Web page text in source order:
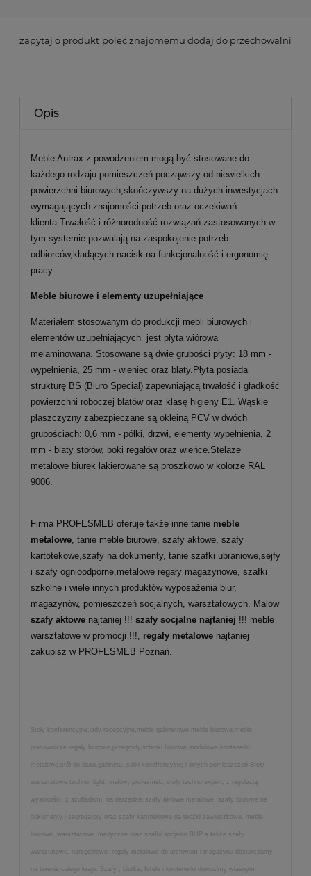
zapytaj o produkt poleć znajomemu dodaj do przechowalni
Opis
Meble Antrax z powodzeniem mogą być stosowane do
każdego rodzaju pomieszczeń począwszy od niewielkich
powierzchni biurowych,skończywszy na dużych inwestycjach
wymagających znajomości potrzeb oraz oczekiwań
klienta.Trwałość i różnorodność rozwiązań zastosowanych w
tym systemie pozwalają na zaspokojenie potrzeb
odbiorców,kładących nacisk na funkcjonalność i ergonomię
pracy.
Meble biurowe i elementy uzupełniające
Materiałem stosowanym do produkcji mebli biurowych i
elementów uzupełniających jest płyta wiórowa
melaminowana. Stosowane są dwie grubości płyty: 18 mm -
wypełnienia, 25 mm - wieniec oraz blaty.Płyta posiada
strukturę BS (Biuro Special) zapewniającą trwałość i gładkość
powierzchni roboczej blatów oraz klasę higieny E1. Wąskie
płaszczyzny zabezpieczane są okleiną PCV w dwóch
grubościach: 0,6 mm - półki, drzwi, elementy wypełnienia, 2
mm - blaty stołów, boki regałów oraz wieńce.Stelaże
metalowe biurek lakierowane są proszkowo w kolorze RAL
9006.
Firma PROFESMEB oferuje także inne tanie meble
metalowe, tanie meble biurowe, szafy aktowe, szafy
kartotekowe,szafy na dokumenty, tanie szafki ubraniowe,sejfy
i szafy ognioodporne,metalowe regały magazynowe, szafki
szkolne i wiele innych produktów wyposażenia biur,
magazynów, pomieszczeń socjalnych, warsztatowych. Malow
szafy aktowe najtaniej !!! szafy socjalne najtaniej !!! meble
warsztatowe w promocji !!!, regały metalowe najtaniej
zakupisz w PROFESMEB Poznań.
Stoły konferencyjne,lady recepcyjne,meble gabinetowe,meble biurowe,meble
pracownicze regały biurowe,przegrody,ścianki biurowe,modułowe,kontenerki
metalowe,stół do biura,gabinetu, salki konefrencyjnej i innych pomieszczeń,Stoły
warsztatowe techno, light, malow, profesmeb, stoły techno expert, z regulacją
wysokości, z szufladami, na narzędzia,szafy aktowe metalowe, szafy biurowe na
dokumenty i segregatory oraz szafy kartotekowe na teczki zawieszkowe, meble
biurowe, warsztatowe, medyczne oraz szafki socjalne BHP a także szafy
warsztatowe, narzędziowe, regały metalowe do archiwum i magazynu dostarczamy
na terenie całego kraju. Szafy , biurka, fotele i kontenerki dowozimy własnym